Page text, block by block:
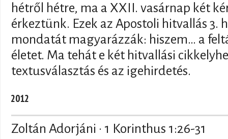
hétről hétre, ma a XXII. vasárnap két
érkeztünk. Ezek az Apostoli hitvallás 3.
mondatát magyarázzák: hiszem… a
életet. Ma tehát e két hitvallási
textusválasztás és az igehirdetés.
2012
Zoltán Adorjáni · 1 Korinthus 1:26-31